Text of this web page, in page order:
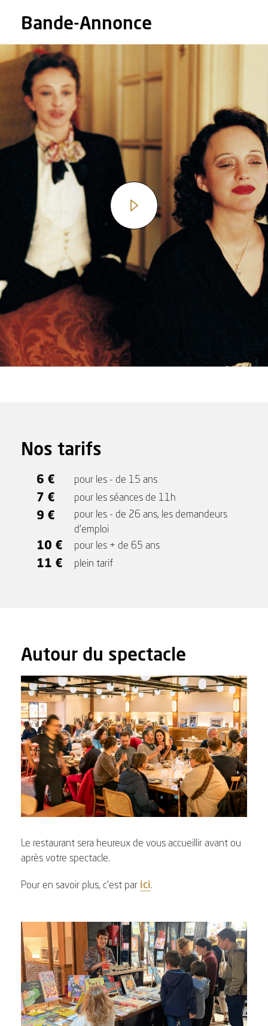
Bande-Annonce
Nos tarifs
6 € pour les - de 15 ans
7 € pour les séances de 11h
9 €
pour les - de 26 ans, les demandeurs
d'emploi
10 € pour les + de 65 ans
11 € plein tarif
Autour du spectacle
Le restaurant sera heureux de vous accueillir avant ou
après votre spectacle.
Pour en savoir plus, c’est par ici.